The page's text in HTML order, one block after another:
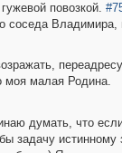
повозкой.
соседа
моя малая Родина.
думать, что
задачу истинному